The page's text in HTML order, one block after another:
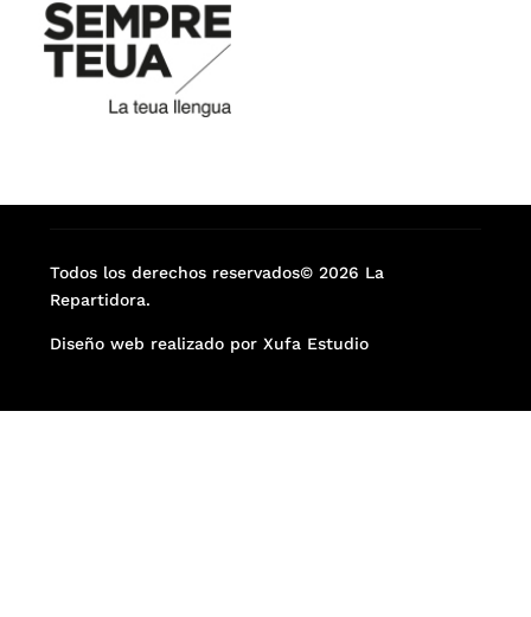
Todos los derechos reservados© 2026 La
Repartidora.
Diseño web realizado por Xufa Estudio